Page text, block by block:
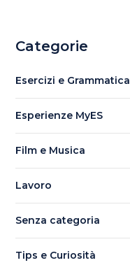
Categorie
Esercizi e Grammatica
Esperienze MyES
Film e Musica
Lavoro
Senza categoria
Tips e Curiosità